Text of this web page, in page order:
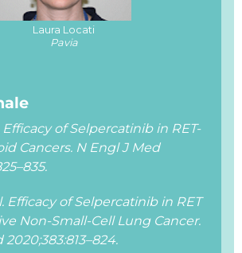
Laura Locati
Pavia
Efficacy of Selpercatinib in RET-
Cancers. N Engl J Med
Efficacy of Selpercatinib in RET
Non-Small-Cell Lung Cancer.